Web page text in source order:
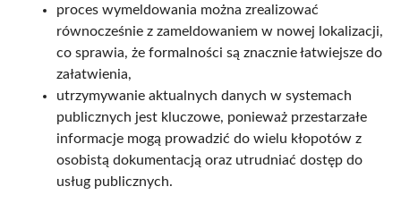
proces wymeldowania można zrealizować
równocześnie z zameldowaniem w nowej lokalizacji,
co sprawia, że formalności są znacznie łatwiejsze do
załatwienia,
utrzymywanie aktualnych danych w systemach
publicznych jest kluczowe, ponieważ przestarzałe
informacje mogą prowadzić do wielu kłopotów z
osobistą dokumentacją oraz utrudniać dostęp do
usług publicznych.